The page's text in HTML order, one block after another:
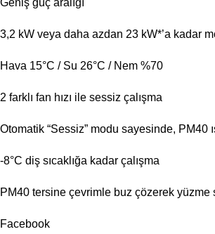
Geniş güç aralığı
3,2 kW veya daha azdan 23 kW*’a kadar
Hava 15°C / Su 26°C / Nem %70
2 farklı fan hızı ile sessiz çalışma
Otomatik “Sessiz” modu sayesinde, PM40
-8°C diş sıcaklığa kadar çalışma
PM40 tersine çevrimle buz çözerek yüzme
Facebook